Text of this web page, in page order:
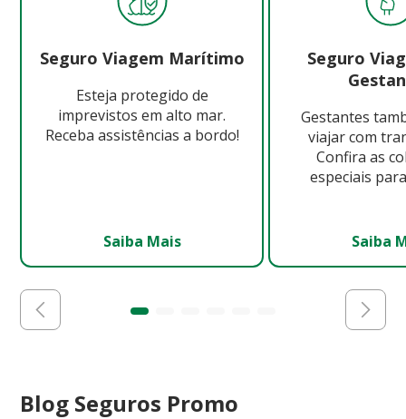
Seguro Viagem Marítimo
Esteja protegido de
imprevistos em alto mar.
Receba assistências a bordo!
Saiba Mais
Seguro
Gestantes
viajar com
Confira as
especiais
Saiba
Blog Seguros Promo